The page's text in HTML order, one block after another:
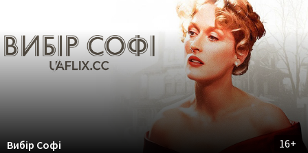
16+
Вибір Софі